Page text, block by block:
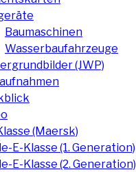
Baumaschinen
Wasserbaufahrzeuge
(JWP)
(Maersk)
E-Klasse (1. Generation)
E-Klasse (2. Generation)